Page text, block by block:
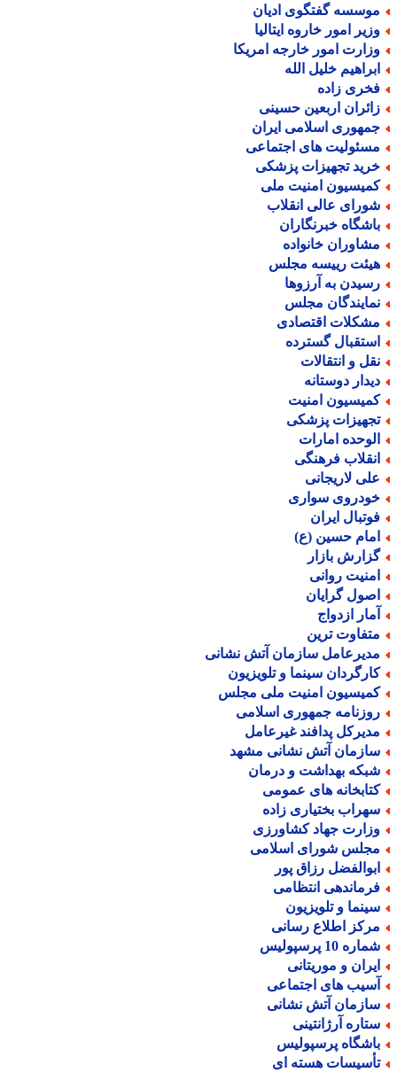
گفتگوی ادیان
امور خاروه ایتالیا
امور خارجه امریکا
خلیل الله
زاده
اربعین حسینی
اسلامی ایران
های اجتماعی
تجهیزات پزشکی
امنیت ملی
عالی انقلاب
خبرنگاران
خانواده
رییسه مجلس
به آرزوها
مجلس
اقتصادی
گسترده
و انتقالات
دوستانه
امنیت
پزشکی
امارات
فرهنگی
لاریجانی
سواری
ایران
حسین (ع)
بازار
روانی
گرایان
ازدواج
ترین
سازمان آتش نشانی
سینما و تلویزیون
امنیت ملی مجلس
جمهوری اسلامی
پدافند غیرعامل
آتش نشانی مشهد
بهداشت و درمان
های عمومی
بختیاری زاده
جهاد کشاورزی
شورای اسلامی
رزاق پور
انتظامی
و تلویزیون
اطلاع رسانی
10 پرسپولیس
و موریتانی
های اجتماعی
آتش نشانی
آرژانتینی
پرسپولیس
هسته ای